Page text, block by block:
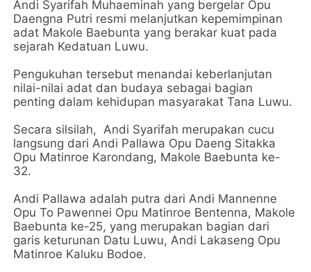
Andi Syarifah Muhaeminah yang bergelar Opu
Daengna Putri resmi melanjutkan kepemimpinan
adat Makole Baebunta yang berakar kuat pada
sejarah Kedatuan Luwu.
Pengukuhan tersebut menandai keberlanjutan
nilai-nilai adat dan budaya sebagai bagian
penting dalam kehidupan masyarakat Tana Luwu.
Secara silsilah, Andi Syarifah merupakan cucu
langsung dari Andi Pallawa Opu Daeng Sitakka
Opu Matinroe Karondang, Makole Baebunta ke-
32.
Andi Pallawa adalah putra dari Andi Mannenne
Opu To Pawennei Opu Matinroe Bentenna, Makole
Baebunta ke-25, yang merupakan bagian dari
garis keturunan Datu Luwu, Andi Lakaseng Opu
Matinroe Kaluku Bodoe.